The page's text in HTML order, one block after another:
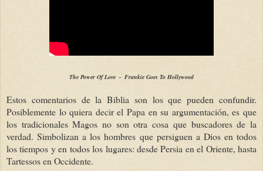
The Power Of Love - Frankie Goes To Hollywood
Estos comentarios de la Biblia son los que pueden confundir.
Posiblemente lo quiera decir el Papa en su argumentación, es que
los tradicionales Magos no son otra cosa que buscadores de la
verdad. Simbolizan a los hombres que persiguen a Dios en todos
los tiempos y en todos los lugares: desde Persia en el Oriente, hasta
Tartessos en Occidente.